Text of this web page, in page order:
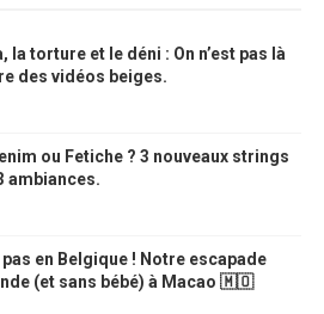
la torture et le déni : On n’est pas là
des vidéos beiges.
ou Fetiche ? 3 nouveaux strings
ambiances.
pas en Belgique ! Notre escapade
(et sans bébé) à Macao 🇲🇴